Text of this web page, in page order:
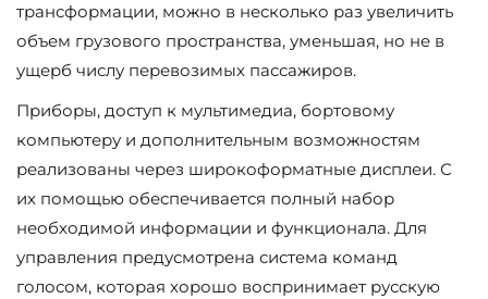
трансформации, можно в несколько раз увеличить
объем грузового пространства, уменьшая, но не в
ущерб числу перевозимых пассажиров.
Приборы, доступ к мультимедиа, бортовому
компьютеру и дополнительным возможностям
реализованы через широкоформатные дисплеи. С
их помощью обеспечивается полный набор
необходимой информации и функционала. Для
управления предусмотрена система команд
голосом, которая хорошо воспринимает русскую